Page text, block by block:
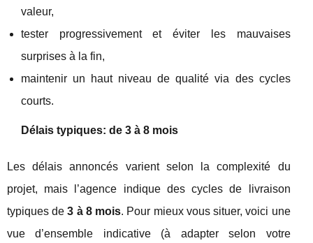
valeur,
tester progressivement et éviter les mauvaises
surprises à la fin,
maintenir un haut niveau de qualité via des cycles
courts.
Délais typiques: de 3 à 8 mois
Les délais annoncés varient selon la complexité du
projet, mais l’agence indique des cycles de livraison
typiques de3 à 8 mois. Pour mieux vous situer, voici une
vue d’ensemble indicative (à adapter selon votre